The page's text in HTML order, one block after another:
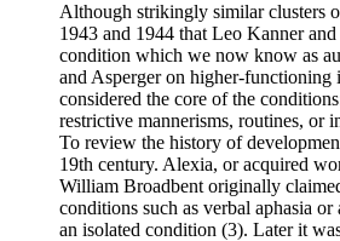
Although strikingly similar clusters
1943 and 1944 that Leo Kanner
condition which we now know as
and Asperger on higher-
considered the core of the
restrictive mannerisms, routines, or
To review the history of
19th century. Alexia, or acquired
William Broadbent originally
conditions such as verbal aphasia
an isolated condition (3). Later it